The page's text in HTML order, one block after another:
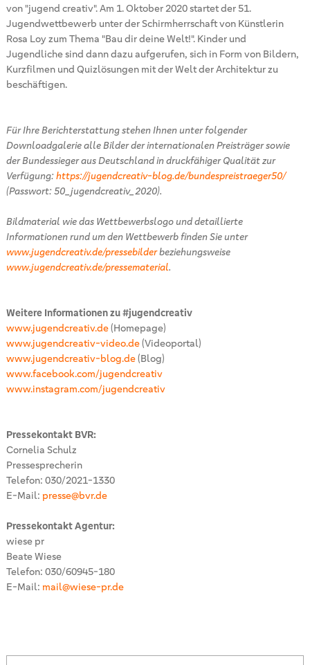
von "jugend creativ". Am 1. Oktober 2020 startet der 51.
Jugendwettbewerb unter der Schirmherrschaft von Künstlerin
Rosa Loy zum Thema "Bau dir deine Welt!". Kinder und
Jugendliche sind dann dazu aufgerufen, sich in Form von Bildern,
Kurzfilmen und Quizlösungen mit der Welt der Architektur zu
beschäftigen.
Für Ihre Berichterstattung stehen Ihnen unter folgender
Downloadgalerie alle Bilder der internationalen Preisträger sowie
der Bundessieger aus Deutschland in druckfähiger Qualität zur
Verfügung: https://jugendcreativ-blog.de/bundespreistraeger50/
(Passwort: 50_jugendcreativ_2020).
Bildmaterial wie das Wettbewerbslogo und detaillierte
Informationen rund um den Wettbewerb finden Sie unter
www.jugendcreativ.de/pressebilderbeziehungsweise
www.jugendcreativ.de/pressematerial.
Weitere Informationen zu #jugendcreativ
www.jugendcreativ.de(Homepage)
www.jugendcreativ-video.de(Videoportal)
www.jugendcreativ-blog.de(Blog)
www.facebook.com/jugendcreativ
www.instagram.com/jugendcreativ
Pressekontakt BVR:
Cornelia Schulz
Pressesprecherin
Telefon: 030/2021-1330
E-Mail: presse@bvr.de
Pressekontakt Agentur:
wiese pr
Beate Wiese
Telefon: 030/60945-180
E-Mail: mail@wiese-pr.de